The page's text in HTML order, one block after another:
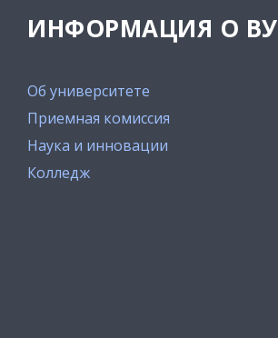
ИНФОРМАЦИЯ О
Об университете
Приемная комиссия
Наука и инновации
Колледж